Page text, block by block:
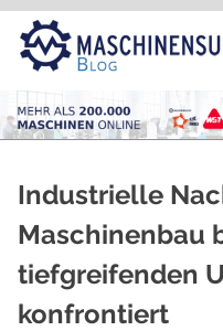
Zum
Inhalt
springen
Industrielle
Maschinenbau
tiefgreifenden
konfrontiert